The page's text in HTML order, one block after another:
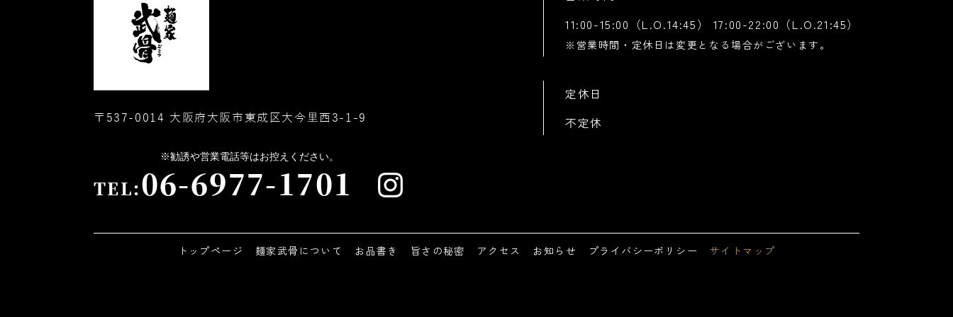
〒537-0014 大阪府大阪市東成区大今里西3-1-9
TEL:06-6977-1701
11:00-15:00（L.O.14:45） 17:00-22:00（L.O.21:45）
※営業時間・定休日は変更となる場合がございます。
定休日
不定休
トップページ 麺家武骨について お品書き 旨さの秘密 アクセス お知らせ プライバシーポリシー サイトマップ